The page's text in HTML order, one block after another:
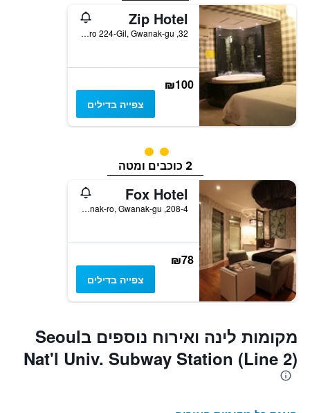
Zip Hotel
32, Nambusunhwan-ro 224-Gil, Gwanak-gu, סיאול, דרום קוריאה
₪100
צפייה בדילים
2 דירוג מחלקת נוסעים
2 כוכבים ומטה
Fox Hotel
208-4, Gwanak-ro, Gwanak-gu, סיאול, דרום קוריאה
₪78
צפייה בדילים
מקומות לינה ואירוח נוספים בSeoul
Nat'l Univ. Subway Station (Line 2)